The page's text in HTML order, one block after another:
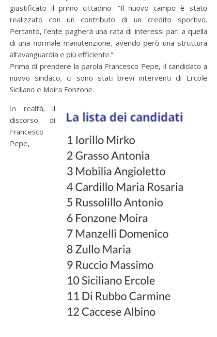
giustificato il primo cittadino. “Il nuovo campo è stato
realizzato con un contributo di un credito sportivo.
Pertanto, l’ente pagherà una rata di interessi pari a quella
di una normale manutenzione, avendo però una struttura
all’avanguardia e più efficiente.”
Prima di prendere la parola Francesco Pepe, il candidato a
nuovo sindaco, ci sono stati brevi interventi di Ercole
Siciliano e Moira Fonzone.
In realtà, il
discorso di
Francesco
Pepe,